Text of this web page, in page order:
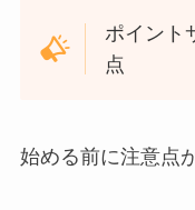
ポイント
点
始める前に注意点